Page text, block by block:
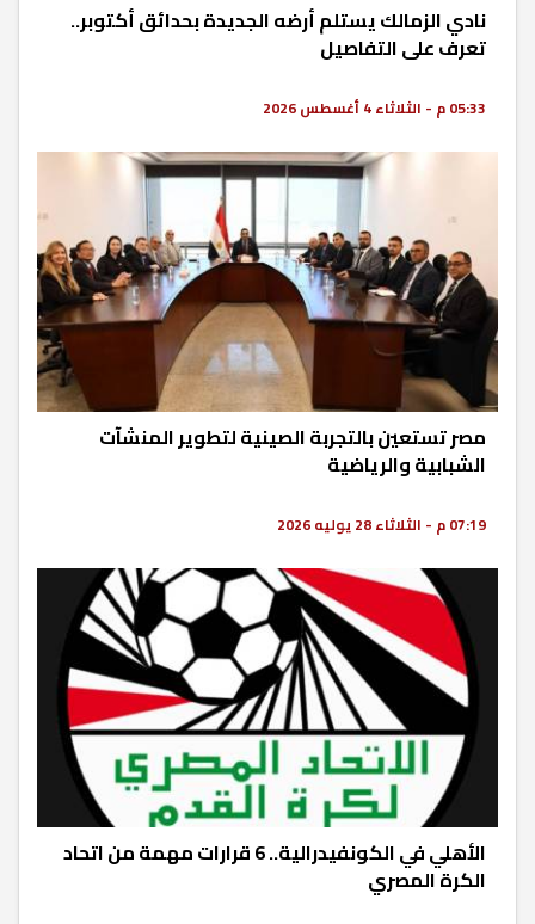
نادي الزمالك يستلم أرضه الجديدة بحدائق أكتوبر..
تعرف على التفاصيل
05:33 م - الثلاثاء 4 أغسطس 2026
مصر تستعين بالتجربة الصينية لتطوير المنشآت
الشبابية والرياضية
07:19 م - الثلاثاء 28 يوليه 2026
الأهلي في الكونفيدرالية.. 6 قرارات مهمة من اتحاد
الكرة المصري